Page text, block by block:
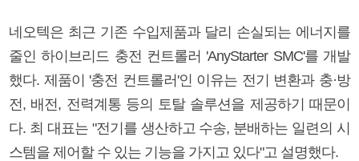
네오텍은 최근 기존 수입제품과 달리 손실되는 에너지를
줄인 하이브리드 충전 컨트롤러 'AnyStarter SMC'를 개발
했다. 제품이 '충전 컨트롤러'인 이유는 전기 변환과 충·방
전, 배전, 전력계통 등의 토탈 솔루션을 제공하기 때문이
다. 최 대표는 "전기를 생산하고 수송, 분배하는 일련의 시
스템을 제어할 수 있는 기능을 가지고 있다"고 설명했다.